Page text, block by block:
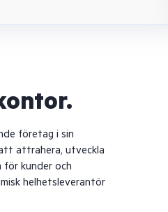
företag i sin
attrahera, utveckla
för kunder och
helhetsleverantör